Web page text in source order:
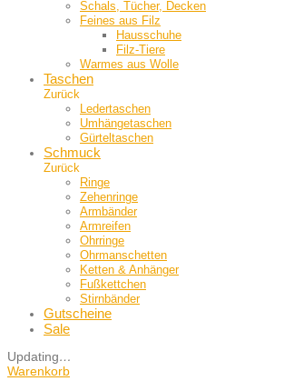
Schals, Tücher, Decken
Feines aus Filz
Hausschuhe
Filz-Tiere
Warmes aus Wolle
Taschen
Zurück
Ledertaschen
Umhängetaschen
Gürteltaschen
Schmuck
Zurück
Ringe
Zehenringe
Armbänder
Armreifen
Ohrringe
Ohrmanschetten
Ketten & Anhänger
Fußkettchen
Stirnbänder
Gutscheine
Sale
Updating…
Warenkorb